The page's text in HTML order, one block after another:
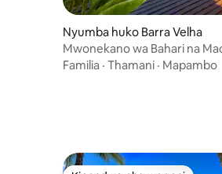
Nyumba huko Barra Velha
Mwonekano wa Bahari na
Nyumba yenye Bwawa la
Familia · Thamani · Mapambo